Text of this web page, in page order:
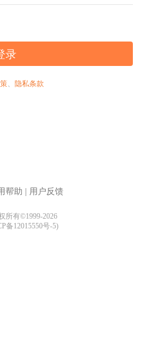
录
、 隐私条款
帮助 用户反馈
所有©1999-2026
备12015550号-5)